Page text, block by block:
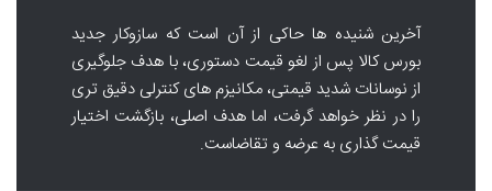
آخرین شنیده ها حاکی از آن است که سازوکار جدید
بورس کالا پس از لغو قیمت دستوری، با هدف جلوگیری
از نوسانات شدید قیمتی، مکانیزم های کنترلی دقیق تری
را در نظر خواهد گرفت، اما هدف اصلی، بازگشت اختیار
قیمت گذاری به عرضه و تقاضاست.